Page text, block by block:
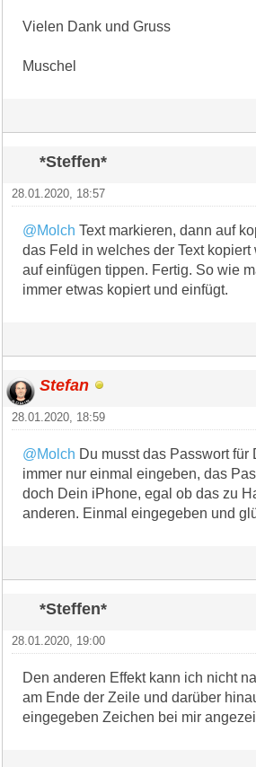
Vielen Dank und Gruss
Muschel
*Steffen*
28.01.2020, 18:57
@Molch Text markieren, dann auf
das Feld in welches der Text
auf einfügen tippen. Fertig. So wie
immer etwas kopiert und einfügt.
Stefan
28.01.2020, 18:59
@Molch Du musst das Passwort für
immer nur einmal eingeben, das
doch Dein iPhone, egal ob das zu
anderen. Einmal eingegeben und
*Steffen*
28.01.2020, 19:00
Den anderen Effekt kann ich nicht
am Ende der Zeile und darüber
eingegeben Zeichen bei mir